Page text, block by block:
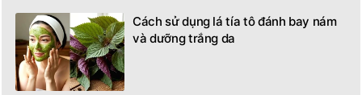
Cách sử dụng lá tía tô đánh bay nám
và dưỡng trắng da